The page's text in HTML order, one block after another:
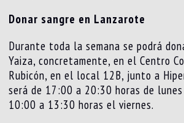
Donar sangre en Lanzarote
Durante toda la semana se podrá
Yaiza, concretamente, en el Centro
Rubicón, en el local 12B, junto a
será de 17:00 a 20:30 horas de
10:00 a 13:30 horas el viernes.